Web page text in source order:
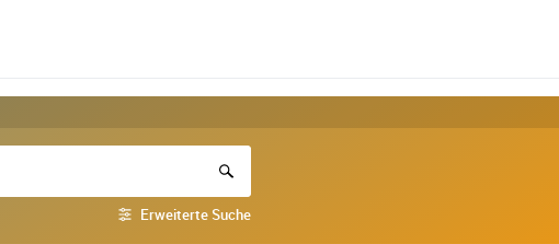
Erweiterte Suche